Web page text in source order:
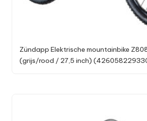
Zündapp Elektrische mountainbike
(grijs/rood / 27,5 inch)